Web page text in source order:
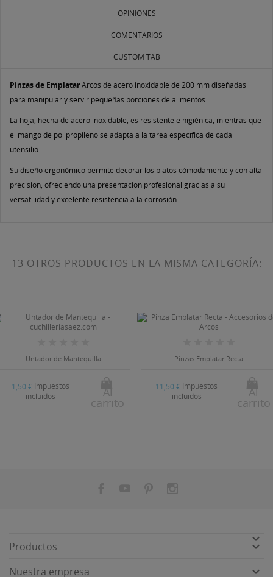
OPINIONES
COMENTARIOS
CUSTOM TAB
Pinzas de EmplatarArcos de acero inoxidable de 200 mm diseñadas
para manipular y servir pequeñas porciones de alimentos.
La hoja, hecha de acero inoxidable, es resistente e higiénica, mientras que
el mango de polipropileno se adapta a la tarea específica de cada
utensilio.
Su diseño ergonómico permite decorar los platos cómodamente y con alta
precisión, ofreciendo una presentación profesional gracias a su
versatilidad y excelente resistencia a la corrosión.
13 OTROS PRODUCTOS EN LA MISMA CATEGORÍA:
Untador de Mantequilla
1,50 € Impuestos
incluidos
Al
carrito
Pinzas Emplatar Recta
11,50 € Impuestos
incluidos
Al
carrito

Productos 
Nuestra empresa 
add_circle_outline
((CANCELTEXT))